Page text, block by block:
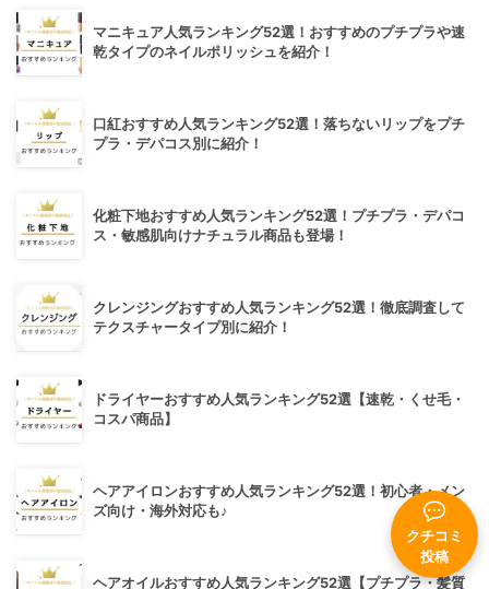
クチコミ
投稿
マニキュア人気ランキング52選！おすすめのプチプラや速
乾タイプのネイルポリッシュを紹介！
口紅おすすめ人気ランキング52選！落ちないリップをプチ
プラ・デパコス別に紹介！
化粧下地おすすめ人気ランキング52選！プチプラ・デパコ
ス・敏感肌向けナチュラル商品も登場！
クレンジングおすすめ人気ランキング52選！徹底調査して
テクスチャータイプ別に紹介！
ドライヤーおすすめ人気ランキング52選【速乾・くせ毛・
コスパ商品】
ヘアアイロンおすすめ人気ランキング52選！初心者・メン
ズ向け・海外対応も♪
ヘアオイルおすすめ人気ランキング52選【プチプラ・髪質